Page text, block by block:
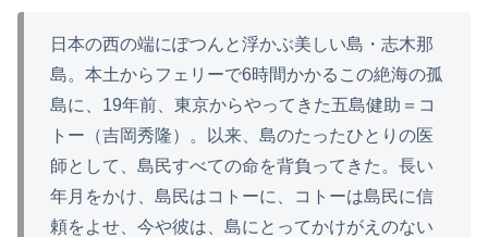
日本の西の端にぽつんと浮かぶ美しい島・志木那
島。本土からフェリーで6時間かかるこの絶海の孤
島に、19年前、東京からやってきた五島健助＝コ
トー（吉岡秀隆）。以来、島のたったひとりの医
師として、島民すべての命を背負ってきた。長い
年月をかけ、島民はコトーに、コトーは島民に信
頼をよせ、今や彼は、島にとってかけがえのない